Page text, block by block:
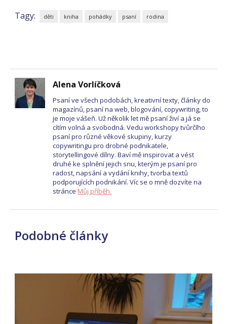
Tagy: děti kniha pohádky psaní rodina
Alena Vorlíčková
Psaní ve všech podobách, kreativní texty, články do
magazínů, psaní na web, blogování, copywriting, to
je moje vášeň. Už několik let mě psaní živí a já se
cítím volná a svobodná. Vedu workshopy tvůrčího
psaní pro různé věkové skupiny, kurzy
copywritingu pro drobné podnikatele,
storytellingové dílny. Baví mě inspirovat a vést
druhé ke splnění jejich snu, kterým je psaní pro
radost, napsání a vydání knihy, tvorba textů
podporujících podnikání. Víc se o mně dozvíte na
stránce Můj příběh.
Podobné články